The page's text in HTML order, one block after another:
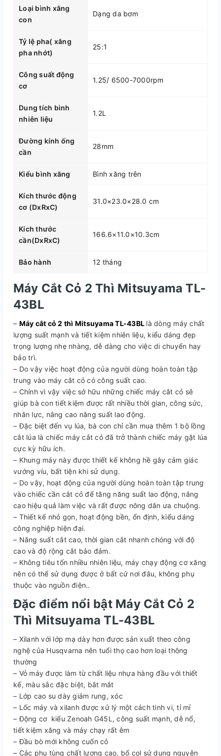
Loại bình xăng
con
Dạng da bơm
Tỷ lệ pha( xăng
pha nhớt)
25:1
Công suất động
cơ
1.25/ 6500-7000rpm
Dung tích bình
nhiên liệu
1.2L
Đường kính ống
cần
28mm
Kiểu bình xăng Bình xăng trên
Kích thước động
cơ (DxRxC)
31.0×23.0×28.0 cm
Kích thước
cần(DxRxC)
166.6×11.0×10.3cm
Bảo hành 12 tháng
Máy Cắt Cỏ 2 Thì Mitsuyama TL-
43BL
– Máy cắt cỏ 2 thì Mitsuyama TL-43BL là dòng máy chất
lượng suất mạnh và tiết kiệm nhiên liệu, kiểu dáng đẹp
trọng lượng nhẹ nhàng, dễ dàng cho việc di chuyển hay
bảo trì.
– Do vậy việc hoạt động của người dùng hoàn toàn tập
trung vào máy cắt cỏ có công suất cao.
– Chính vì vậy việc sở hữu những chiếc máy cắt cỏ sẽ
giúp bà con tiết kiệm được rất nhiều thời gian, công sức,
nhân lực, nâng cao năng suất lao động.
– Đặc biệt đến vụ lúa, bà con chỉ cần mua thêm 1 bộ lồng
cắt lúa là chiếc máy cắt cỏ đã trở thành chiếc máy gặt lúa
cực kỳ hữu ích.
– Khung máy này được thiết kế không hề gây cảm giác
vướng víu, bất tiện khi sử dụng.
– Do vậy, hoạt động của người dùng hoàn toàn tập trung
vào chiếc cần cắt cỏ để tăng năng suất lao động, nâng
cao hiệu quả làm việc và rất được nông dân ưa chuộng.
– Thiết kế nhỏ gọn, hoạt động bền, ổn định, kiểu dáng
công nghiệp hiện đại.
– Năng suất cắt cao, thời gian cắt nhanh chóng với độ
cao và độ rộng cắt bảo đảm.
– Không tiêu tốn nhiều nhiên liệu, máy chạy động cơ xăng
nên có thể sử dụng được ở bất cứ nơi đâu, không phụ
thuộc vào nguồn điện..
Đặc điểm nổi bật Máy Cắt Cỏ 2
Thì Mitsuyama TL-43BL
– Xilanh với lớp mạ dày hơn được sản xuất theo công
nghệ của Husqvarna nên tuổi thọ cao hơn loại thông
thường
– Vỏ máy được làm từ chất liệu nhựa hàng đầu với thiết
kế, màu sắc đặc biệt, bắt mắt
– Lớp cao su dày giảm rung, xóc
– Lốc máy và xilanh được xử lý một cách tinh vi, tỉ mỉ
– Động cơ kiểu Zenoah G45L, công suất mạnh, dễ nổ,
tiết kiệm xăng và máy chạy rất êm
– Đầu bò mới không cuốn cỏ
– Các phụ tùng chất lượng cao, bố col sử dụng nguyên